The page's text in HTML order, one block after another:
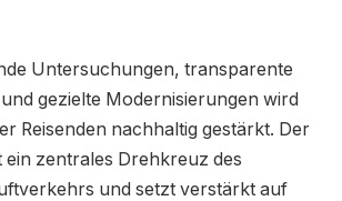
Untersuchungen, transparente
gezielte Modernisierungen wird
Reisenden nachhaltig gestärkt. Der
ein zentrales Drehkreuz des
und setzt verstärkt auf